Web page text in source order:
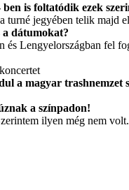
is foltatódik ezek
turné jegyében telik majd
a dátumokat?
Lengyelországban fel
a magyar trashnemzet
a színpadon!
ilyen még nem volt.